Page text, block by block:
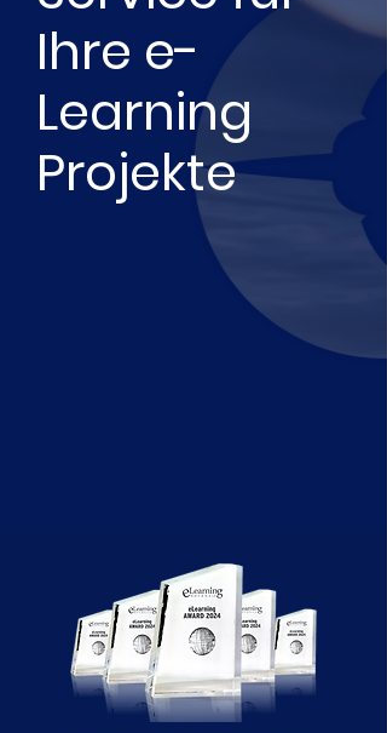
Ihre e-
Learning
Projekte